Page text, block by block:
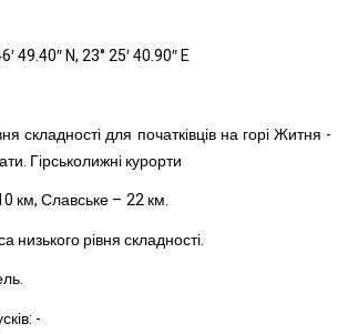
49.40″ N, 23° 25′ 40.90″ E
складності для початківців на горі Житня -
Гірськолижні курорти
км, Славське – 22 км.
низького рівня складності.
-